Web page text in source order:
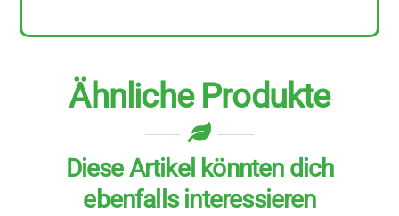
Ähnliche Produkte
Diese Artikel könnten dich
ebenfalls interessieren